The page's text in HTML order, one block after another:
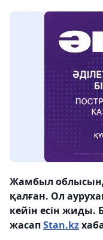
Жамбыл
қалған. Ол
кейін есін жиды.
жасапStan.kz